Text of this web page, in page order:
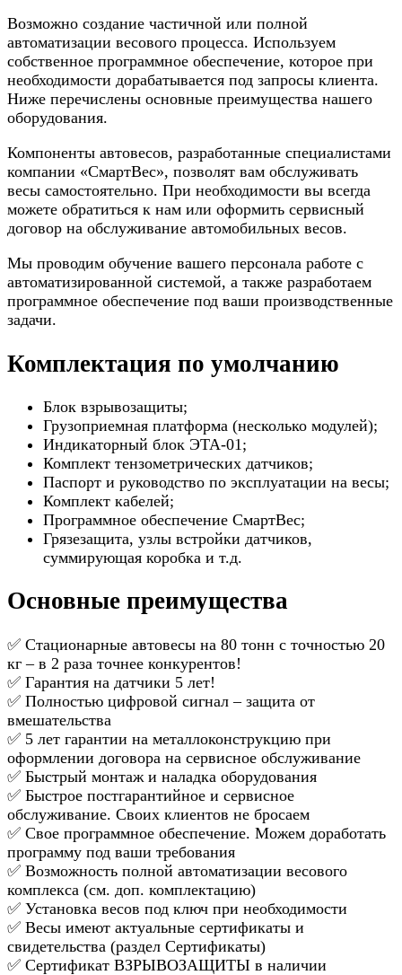
Возможно создание частичной или полной
автоматизации весового процесса. Используем
собственное программное обеспечение, которое при
необходимости дорабатывается под запросы клиента.
Ниже перечислены основные преимущества нашего
оборудования.
Компоненты автовесов, разработанные специалистами
компании «СмартВес», позволят вам обслуживать
весы самостоятельно. При необходимости вы всегда
можете обратиться к нам или оформить сервисный
договор на обслуживание автомобильных весов.
Мы проводим обучение вашего персонала работе с
автоматизированной системой, а также разработаем
программное обеспечение под ваши производственные
задачи.
Комплектация по умолчанию
Блок взрывозащиты;
Грузоприемная платформа (несколько модулей);
Индикаторный блок ЭТА-01;
Комплект тензометрических датчиков;
Паспорт и руководство по эксплуатации на весы;
Комплект кабелей;
Программное обеспечение СмартВес;
Грязезащита, узлы встройки датчиков,
суммирующая коробка и т.д.
Основные преимущества
✅ Стационарные автовесы на 80 тонн с точностью 20
кг – в 2 раза точнее конкурентов!
✅ Гарантия на датчики 5 лет!
✅ Полностью цифровой сигнал – защита от
вмешательства
✅ 5 лет гарантии на металлоконструкцию при
оформлении договора на сервисное обслуживание
✅ Быстрый монтаж и наладка оборудования
✅ Быстрое постгарантийное и сервисное
обслуживание. Своих клиентов не бросаем
✅ Свое программное обеспечение. Можем доработать
программу под ваши требования
✅ Возможность полной автоматизации весового
комплекса (см. доп. комплектацию)
✅ Установка весов под ключ при необходимости
✅ Весы имеют актуальные сертификаты и
свидетельства (раздел Сертификаты)
✅ Сертификат ВЗРЫВОЗАЩИТЫ в наличии